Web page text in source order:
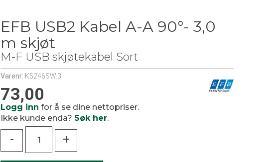
EFB USB2 Kabel A-A 90°- 3,0
m skjøt
M-F USB skjøtekabel Sort
Varenr: K5246SW.3
73,00
Logg inn for å se dine nettopriser.
Ikke kunde enda? Søk her.
- +